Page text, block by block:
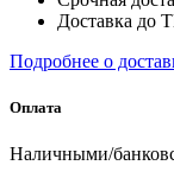
Доставка до
Подробнее о
Оплата
Наличными/